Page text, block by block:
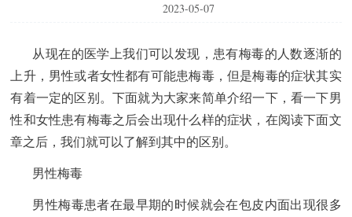
2023-05-07
从现在的医学上我们可以发现，患有梅毒的人数逐渐的
上升，男性或者女性都有可能患梅毒，但是梅毒的症状其实
有着一定的区别。下面就为大家来简单介绍一下，看一下男
性和女性患有梅毒之后会出现什么样的症状，在阅读下面文
章之后，我们就可以了解到其中的区别。
男性梅毒
男性梅毒患者在最早期的时候就会在包皮内面出现很多